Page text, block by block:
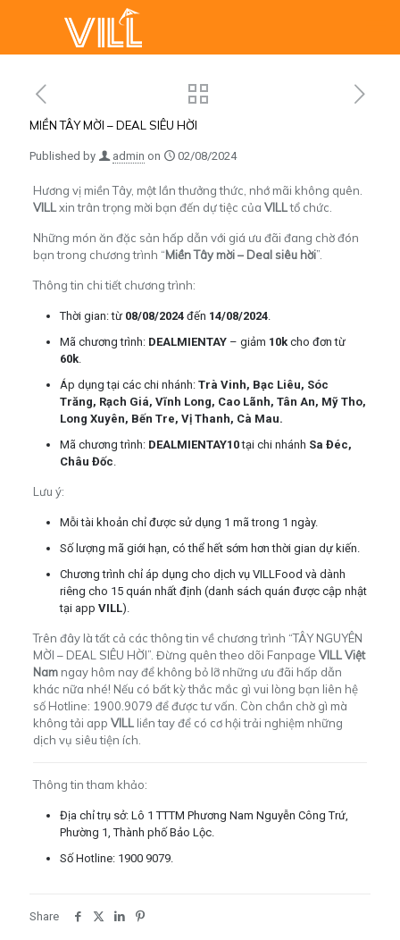
MIỀN TÂY MỜI – DEAL SIÊU HỜI
Published by admin on 02/08/2024
Hương vị miền Tây, một lần thưởng thức, nhớ mãi không quên.
VILLxin trân trọng mời bạn đến dự tiệc của VILLtổ chức.
Những món ăn đặc sản hấp dẫn với giá ưu đãi đang chờ đón
bạn trong chương trình “Miền Tây mời – Deal siêu hời”.
Thông tin chi tiết chương trình:
Thời gian: từ 08/08/2024đến 14/08/2024.
Mã chương trình: DEALMIENTAY– giảm 10kcho đơn từ
60k.
Áp dụng tại các chi nhánh: Trà Vinh, Bạc Liêu, Sóc
Trăng, Rạch Giá, Vĩnh Long, Cao Lãnh, Tân An, Mỹ Tho,
Long Xuyên, Bến Tre, Vị Thanh, Cà Mau.
Mã chương trình:DEALMIENTAY10tại chi nhánh Sa Đéc,
Châu Đốc.
Lưu ý:
Mỗi tài khoản chỉ được sử dụng 1 mã trong 1 ngày.
Số lượng mã giới hạn, có thể hết sớm hơn thời gian dự kiến.
Chương trình chỉ áp dụng cho dịch vụ VILLFood và dành
riêng cho 15 quán nhất định (danh sách quán được cập nhật
tại app VILL).
Trên đây là tất cả các thông tin về chương trình “TÂY NGUYÊN
MỜI – DEAL SIÊU HỜI”. Đừng quên theo dõi Fanpage VILL Việt
Namngay hôm nay để không bỏ lỡ những ưu đãi hấp dẫn
khác nữa nhé! Nếu có bất kỳ thắc mắc gì vui lòng bạn liên hệ
số Hotline: 1900.9079 để được tư vấn. Còn chần chờ gì mà
khôngtải app VILL liền tay để có cơ hội trải nghiệm những
dịch vụ siêu tiện ích.
Thông tin tham khảo:
Địa chỉ trụ sở: Lô 1 TTTM Phương Nam Nguyễn Công Trứ,
Phường 1, Thành phố Bảo Lộc.
Số Hotline: 1900 9079.
Share